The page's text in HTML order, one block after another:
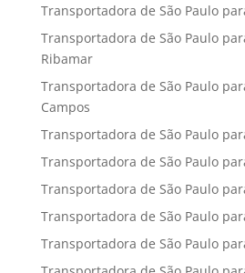
Transportadora de São Paulo
Transportadora de São Paulo
Ribamar
Transportadora de São Paulo
Campos
Transportadora de São Paulo
Transportadora de São Paulo
Transportadora de São Paulo
Transportadora de São Paulo
Transportadora de São Paulo